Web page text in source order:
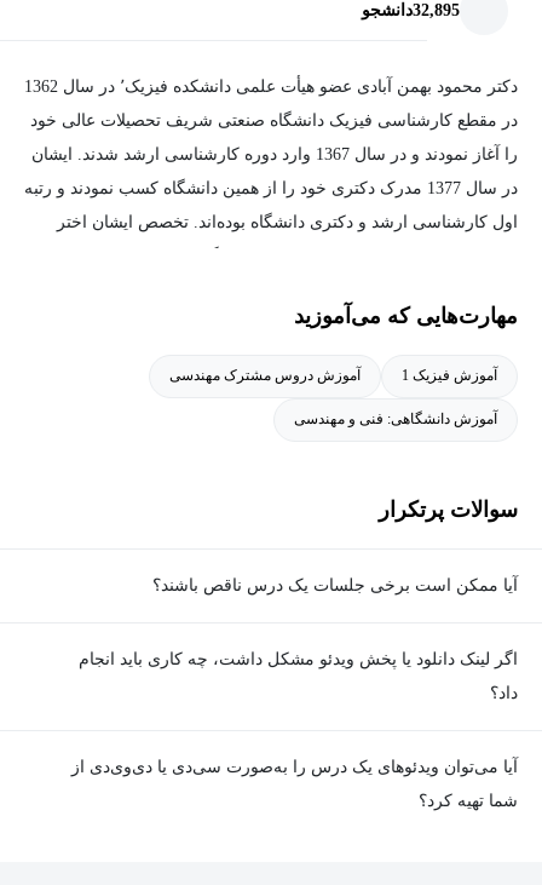
32,895دانشجو
دکتر محمود بهمن آبادی عضو هیأت علمی دانشکده فیزیک٬ در سال 1362
در مقطع کارشناسی فیزیک دانشگاه صنعتی شریف تحصیلات عالی خود
را آغاز نمودند و در سال 1367 وارد دوره کارشناسی ارشد شدند. ایشان
در سال 1377 مدرک دکتری خود را از همین دانشگاه کسب نمودند و رتبه
اول کارشناسی ارشد و دکتری دانشگاه بوده‌اند. تخصص ایشان اختر
مهارت‌هایی که می‌آموزید
آموزش فیزیک 1 آموزش دروس مشترک مهندسی
آموزش دانشگاهی: فنی و مهندسی
سوالات پرتکرار
آیا ممکن است برخی جلسات یک درس ناقص باشند؟
اگر لینک دانلود یا پخش ویدئو مشکل داشت، چه کاری باید انجام
داد؟
آیا می‌توان ویدئوهای یک درس را به‌صورت سی‌دی یا دی‌وی‌دی از
شما تهیه کرد؟